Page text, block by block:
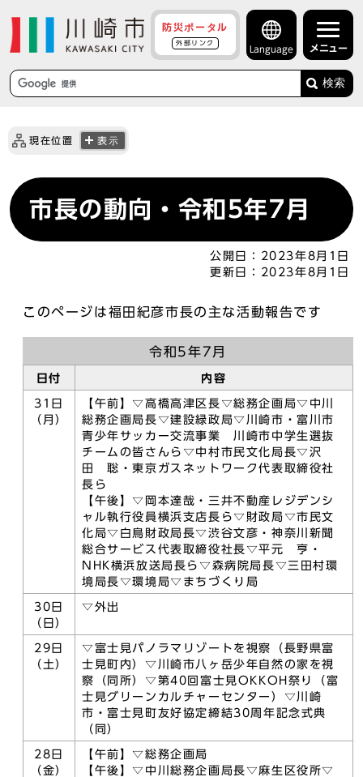
防災ポータル
外部リンク
Language メニュー
検索
現在位置 表示
市長の動向・令和5年7月
公開日：
2023年8月1日
更新日：
2023年8月1日
このページは福田紀彦市長の主な活動報告です
令和5年7月
日付 内容
31日
（月）
【午前】▽高橋高津区長▽総務企画局▽中川
総務企画局長▽建設緑政局▽川崎市・富川市
青少年サッカー交流事業 川崎市中学生選抜
チームの皆さんら▽中村市民文化局長▽沢
田 聡・東京ガスネットワーク代表取締役社
長ら
【午後】▽岡本達哉・三井不動産レジデンシ
ャル執行役員横浜支店長ら▽財政局▽市民文
化局▽白鳥財政局長▽渋谷文彦・神奈川新聞
総合サービス代表取締役社長▽平元 亨・
NHK横浜放送局長ら▽森病院局長▽三田村環
境局長▽環境局▽まちづくり局
30日
（日）
▽外出
29日
（土）
▽富士見パノラマリゾートを視察（長野県富
士見町内）▽川崎市八ヶ岳少年自然の家を視
察（同所）▽第40回富士見OKKOH祭り（富
士見グリーンカルチャーセンター）▽川崎
市・富士見町友好協定締結30周年記念式典
（同）
28日
（金）
【午前】▽総務企画局
【午後】▽中川総務企画局長▽麻生区役所▽